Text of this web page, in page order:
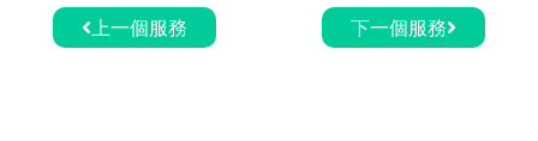
上一個服務 下一個服務